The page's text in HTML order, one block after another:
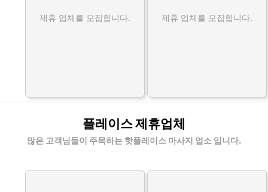
제휴 업체를 모집합니다. 제휴 업체를 모집합니다.
플레이스 제휴업체
많은 고객님들이 주목하는 핫플레이스 마사지 업소 입니다.